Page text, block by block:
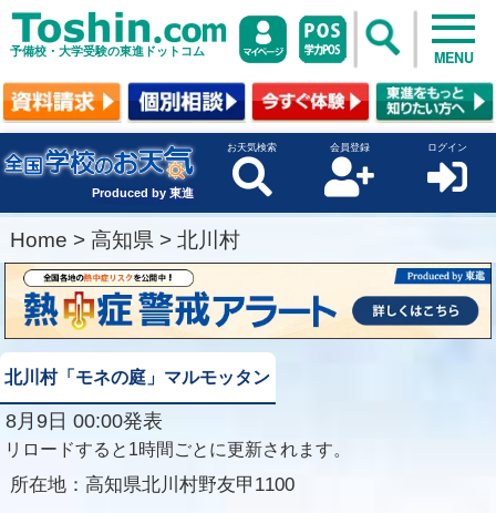
予備校・大学受験の東進ドットコム MENU
Produced by 東進
お天気検索 会員登録 ログイン
Home > 高知県 > 北川村
北川村「モネの庭」マルモッタン
8月9日 00:00発表
リロードすると1時間ごとに更新されます。
所在地： 高知県北川村野友甲1100